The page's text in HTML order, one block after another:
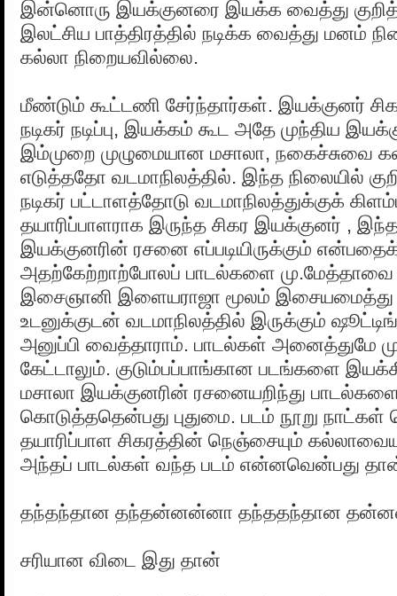
இன்னொரு இயக்குனரை இயக்க வைத்து
இலட்சிய பாத்திரத்தில் நடிக்க வைத்து மனம்
கல்லா நிறையவில்லை.
மீண்டும் கூட்டணி சேர்ந்தார்கள். இயக்குனர்
நடிகர் நடிப்பு, இயக்கம் கூட அதே முந்திய
இம்முறை முழுமையான மசாலா, நகைச்சுவை
எடுத்ததோ வடமாநிலத்தில். இந்த நிலையில்
நடிகர் பட்டாளத்தோடு வடமாநிலத்துக்குக்
தயாரிப்பாளராக இருந்த சிகர இயக்குனர் ,
இயக்குனரின் ரசனை எப்படியிருக்கும்
அதற்கேற்றாற்போலப் பாடல்களை மு.மேத்தாவை
இசைஞானி இளையராஜா மூலம்
உடனுக்குடன் வடமாநிலத்தில் இருக்கும்
அனுப்பி வைத்தாராம். பாடல்கள் அனைத்துமே
கேட்டாலும். குடும்பப்பாங்கான படங்களை
மசாலா இயக்குனரின் ரசனையறிந்து
கொடுத்ததென்பது புதுமை. படம் நூறு நாட்கள்
தயாரிப்பாள சிகரத்தின் நெஞ்சையும்
அந்தப் பாடல்கள் வந்த படம் என்னவென்பது
தந்தந்தான தந்தன்னன்னா தந்ததந்தான
சரியான விடை இது தான்